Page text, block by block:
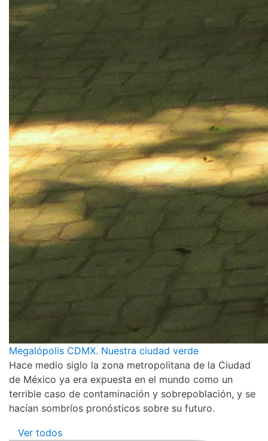
Megalópolis CDMX. Nuestra ciudad verde
Hace medio siglo la zona metropolitana de la Ciudad
de México ya era expuesta en el mundo como un
terrible caso de contaminación y sobrepoblación, y se
hacían sombríos pronósticos sobre su futuro.
Ver todos